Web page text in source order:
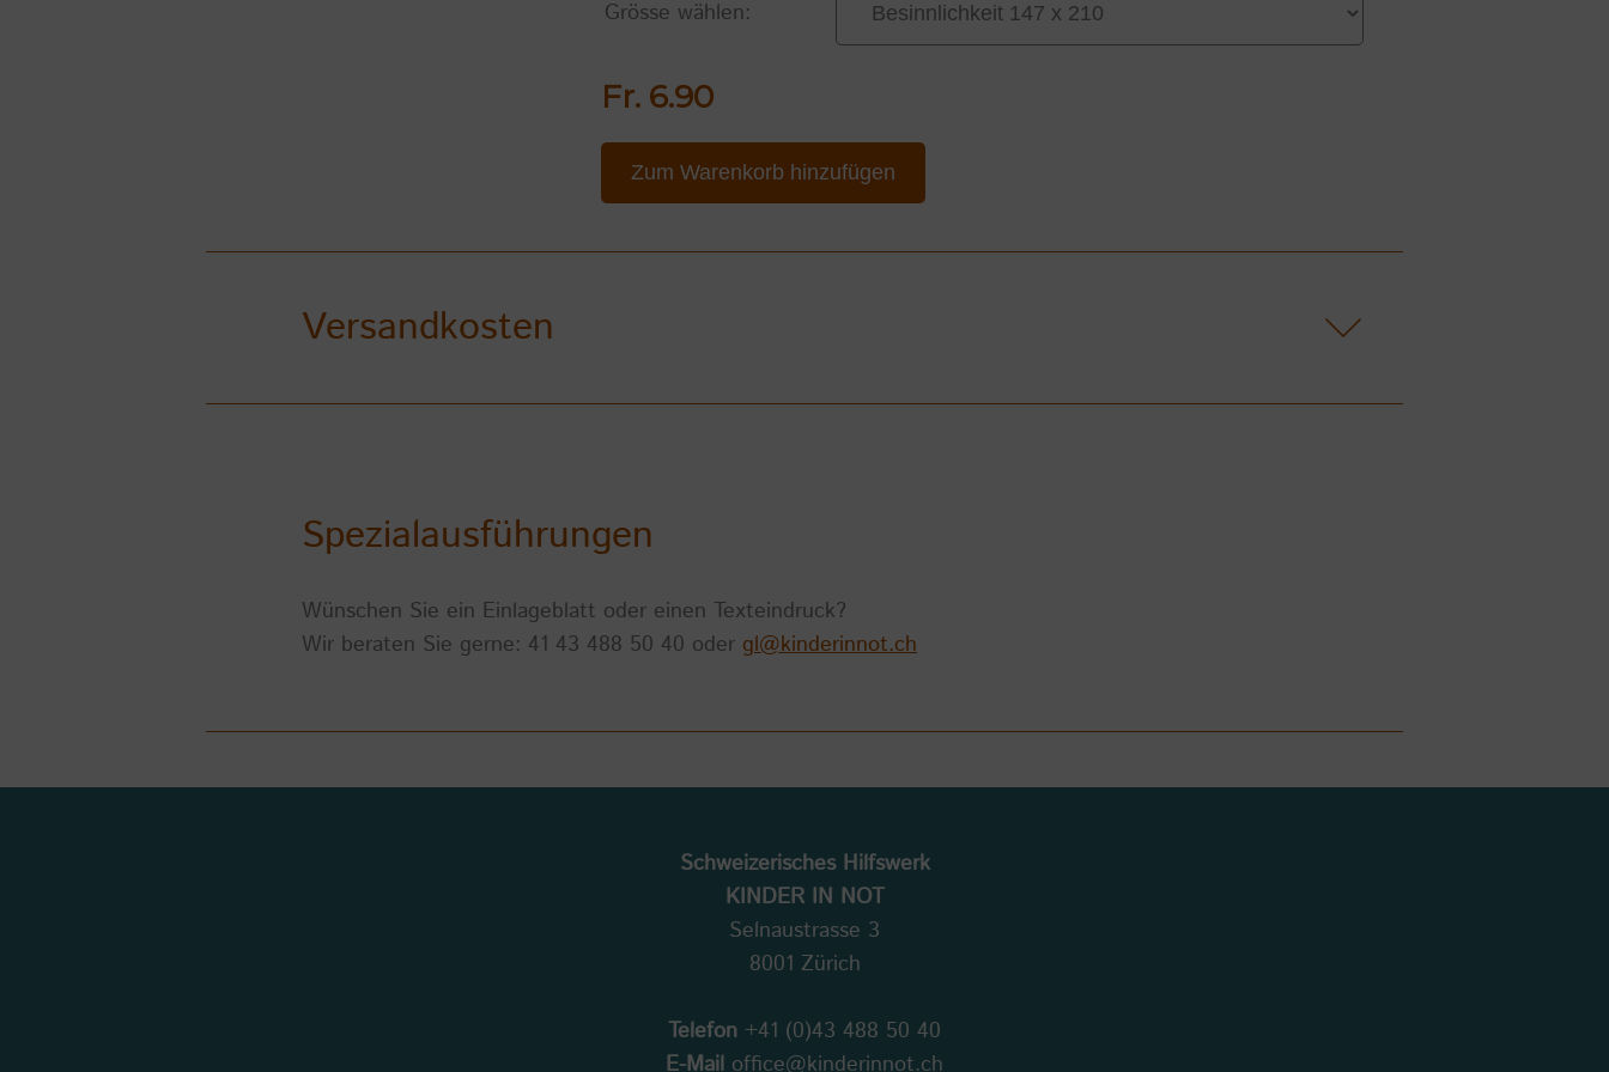
Grösse wählen:
Fr. 6.90
Zum Warenkorb hinzufügen
Versandkosten
Spezialausführungen
Wünschen Sie ein Einlageblatt oder einen Texteindruck?
Wir beraten Sie gerne: 41 43 488 50 40 oder gl@kinderinnot.ch
Schweizerisches Hilfswerk
KINDER IN NOT
Selnaustrasse 3
8001 Zürich
Telefon +41 (0)43 488 50 40
E-Mail office@kinderinnot.ch